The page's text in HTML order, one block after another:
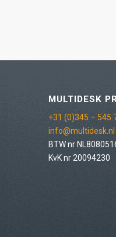
MULTIDESK
+31 (0)345 – 545
info@multidesk.nl
BTW nr
KvK nr 20094230